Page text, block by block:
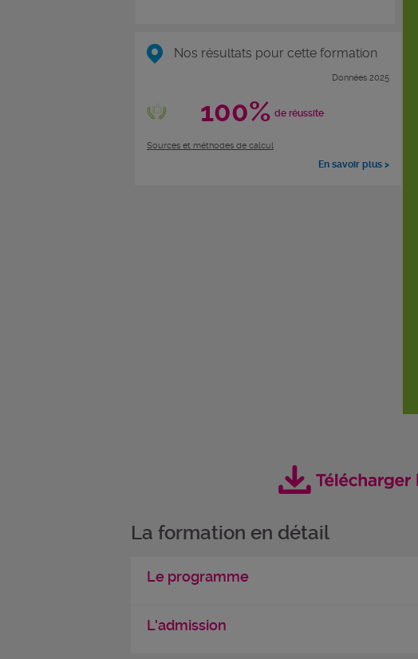
Nos résultats pour cette formation
Données 2025
100% de réussite
Sources et méthodes de calcul
En savoir plus >
La formation en détail
Le programme
L'admission